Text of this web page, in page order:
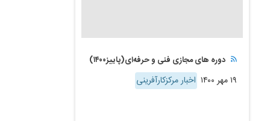
دوره های مجازی فنی و حرفه‌ای(پاییز۱۴۰۰)
۱۹ مهر ۱۴۰۰ اخبار مرکزکارآفرینی